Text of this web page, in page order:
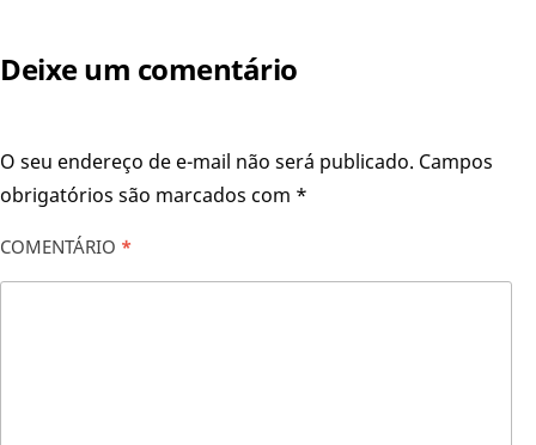
Deixe um comentário
O seu endereço de e-mail não será publicado. Campos
obrigatórios são marcados com *
COMENTÁRIO *